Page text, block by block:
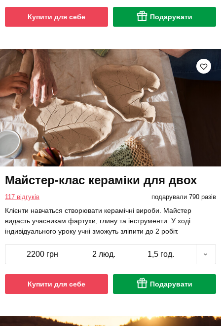
Купити для себе Подарувати
Майстер-клас кераміки для двох
117 відгуків подарували 790 разів
Клієнти навчаться створювати керамічні вироби. Майстер
видасть учасникам фартухи, глину та інструменти. У ході
індивідуального уроку учні зможуть зліпити до 2 робіт.
2200 грн 2 люд. 1,5 год.
Купити для себе Подарувати